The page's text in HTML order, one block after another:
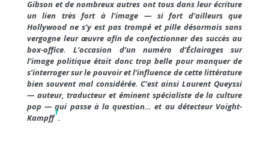
Gibson et de nombreux autres ont tous dans leur écriture
un lien très fort à l’image — si fort d’ailleurs que
Hollywood ne s’y est pas trompé et pille désormais sans
vergogne leur œuvre afin de confectionner des succès au
box-office. L’occasion d’un numéro d’Éclairages sur
l’image politique était donc trop belle pour manquer de
s’interroger sur le pouvoir et l’influence de cette littérature
bien souvent mal considérée. C’est ainsi Laurent Queyssi
— auteur, traducteur et éminent spécialiste de la culture
pop — qui passe à la question… et au détecteur Voight-
Kampff
1
.